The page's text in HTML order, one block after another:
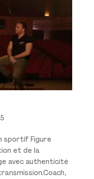
sportif Figure
et de la
avec authenticité